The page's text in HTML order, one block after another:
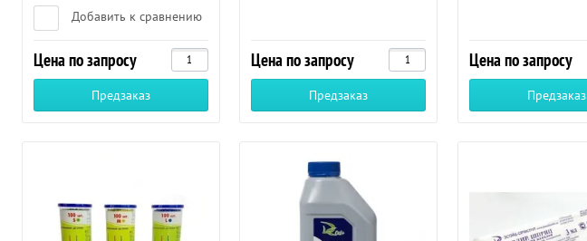
Добавить к сравнению
Цена по запросу
Предзаказ
Цена по запросу
Предзаказ
Цена по запросу
Предзаказ